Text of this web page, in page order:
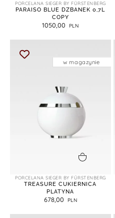
PORCELANA SIEGER BY FÜRSTENBERG
PARAISO BLUE DZBANEK 0,7L
COPY
1050,00
PORCELANA SIEGER BY FÜRSTENBERG
TREASURE CUKIERNICA
PLATYNA
678,00
w magazynie